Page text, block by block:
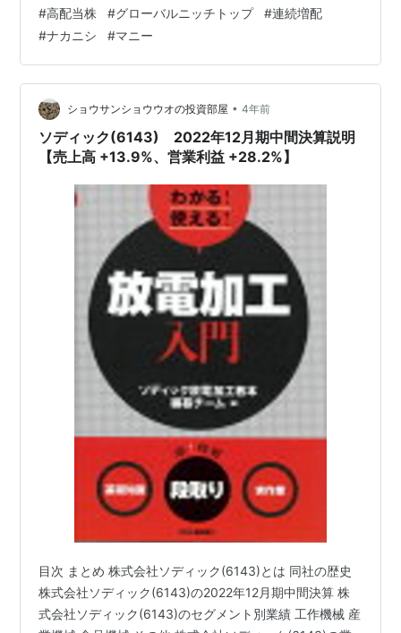
ETF） 【サテライト】高配当（日本個別&米国ETF） 【お
まけ】グロース（日本個別） ✅ 家族：妻 年子2人（一姫
二太郎：6歳と4歳） ✅ 趣味：ランニング（フルマラソン
28回完走） ✅ 本業：医療従事者 ✅ 座右の銘：良心に恥
じぬことが確かな報酬 今回の記事の結論です。 💡グ…
#高配当株 #グローバルニッチトップ #連続増配
#ナカニシ #マニー
ショウサンショウウオの投資部屋 • 4年前
ソディック(6143) 2022年12月期中間決算説明
【売上高 +13.9%、営業利益 +28.2%】
目次 まとめ 株式会社ソディック(6143)とは 同社の歴史
株式会社ソディック(6143)の2022年12月期中間決算 株
式会社ソディック(6143)のセグメント別業績 工作機械 産